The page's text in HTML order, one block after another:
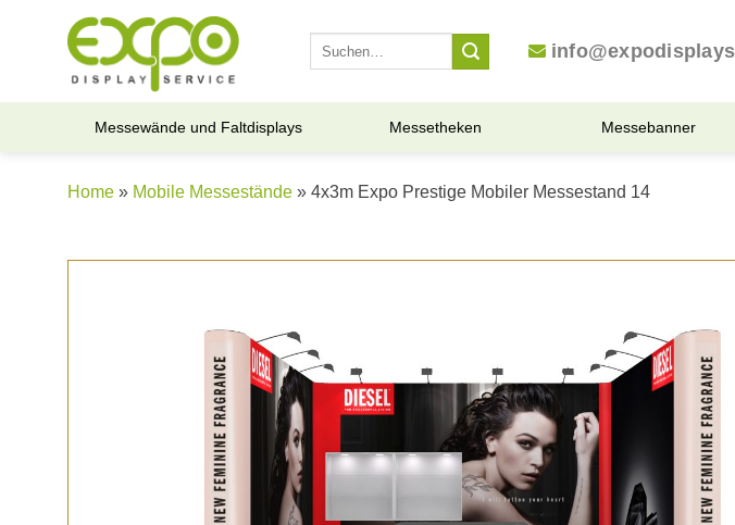
Messewände und Faltdisplays Messetheken Messebanner
Home » Mobile Messestände » 4x3m Expo Prestige Mobiler Messestand 14